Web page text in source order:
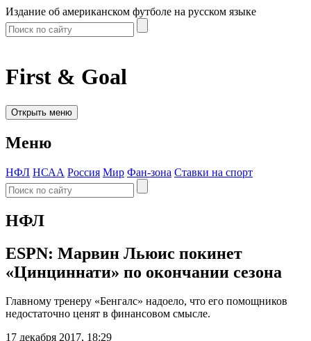
Издание об американском футболе на русском языке
First & Goal
Открыть меню
Меню
НФЛ НСАА Россия Мир Фан-зона Ставки на спорт
НФЛ
ESPN: Марвин Льюис покинет
«Цинциннати» по окончании сезона
Главному тренеру «Бенгалс» надоело, что его помощников
недостаточно ценят в финансовом смысле.
17 декабря 2017, 18:29